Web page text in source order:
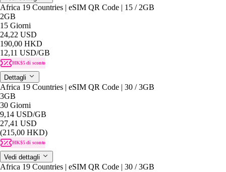
Africa 19 Countries | eSIM QR Code | 15 / 2GB
2GB
15 Giorni
24,22 USD
190,00 HKD
12,11 USD/GB
HK$5 di sconto
Dettagli
Africa 19 Countries | eSIM QR Code | 30 / 3GB
3GB
30 Giorni
9,14 USD/GB
27,41 USD
(215,00 HKD)
HK$5 di sconto
Vedi dettagli
Africa 19 Countries | eSIM QR Code | 30 / 3GB